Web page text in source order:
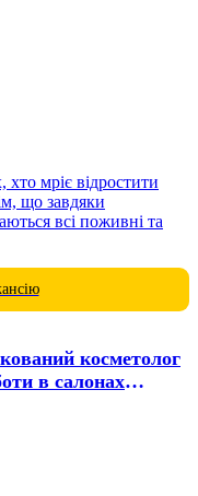
мріє відростити
що завдяки
всі поживні та
косметолог
в салонах